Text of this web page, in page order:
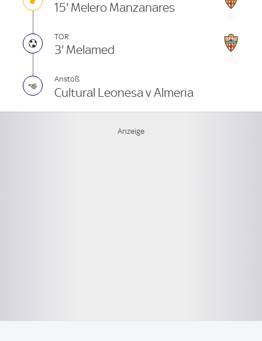
15' Melero Manzanares
TOR
3' Melamed
Anstoß
Cultural Leonesa v Almeria